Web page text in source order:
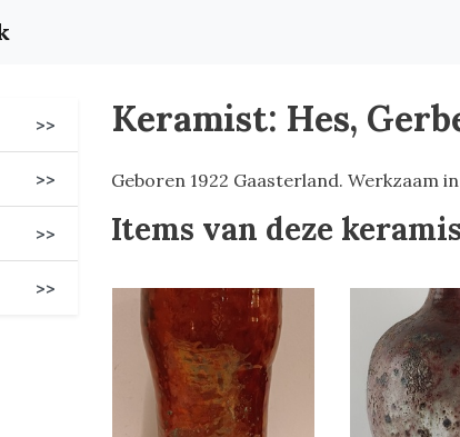
>>
>>
>>
>>
Keramist: Hes,
Geboren 1922 Gaasterland. Werkzaam
Items van deze